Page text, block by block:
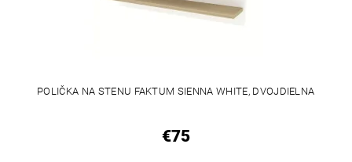
POLIČKA NA STENU FAKTUM SIENNA WHITE, DVOJDIELNA
€75